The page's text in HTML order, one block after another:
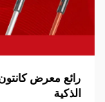
الذكية